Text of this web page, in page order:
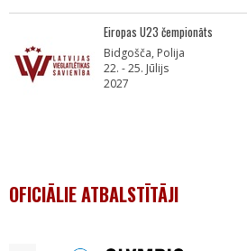
Eiropas U23 čempionāts
Bidgošča, Polija
22. - 25. Jūlijs
2027
OFICIĀLIE ATBALSTĪTĀJI